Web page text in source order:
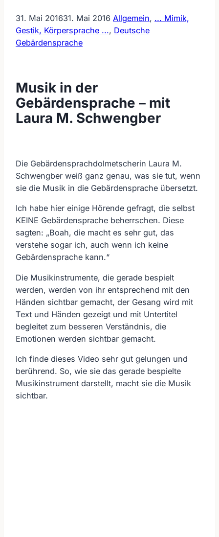
31. Mai 201631. Mai 2016 Allgemein, ... Mimik,
Gestik, Körpersprache ..., Deutsche
Gebärdensprache
Musik in der
Gebärdensprache – mit
Laura M. Schwengber
Die Gebärdensprachdolmetscherin Laura M.
Schwengber weiß ganz genau, was sie tut, wenn
sie die Musik in die Gebärdensprache übersetzt.
Ich habe hier einige Hörende gefragt, die selbst
KEINE Gebärdensprache beherrschen. Diese
sagten: „Boah, die macht es sehr gut, das
verstehe sogar ich, auch wenn ich keine
Gebärdensprache kann.“
Die Musikinstrumente, die gerade bespielt
werden, werden von ihr entsprechend mit den
Händen sichtbar gemacht, der Gesang wird mit
Text und Händen gezeigt und mit Untertitel
begleitet zum besseren Verständnis, die
Emotionen werden sichtbar gemacht.
Ich finde dieses Video sehr gut gelungen und
berührend. So, wie sie das gerade bespielte
Musikinstrument darstellt, macht sie die Musik
sichtbar.